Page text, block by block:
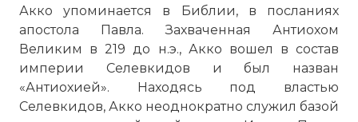
Акко упоминается в Библии, в посланиях
апостола Павла. Захваченная Антиохом
Великим в 219 до н.э., Акко вошел в состав
империи
Селевкидов и был назван
«Антиохией». Находясь под властью
Селевкидов, Акко неоднократно служил базой